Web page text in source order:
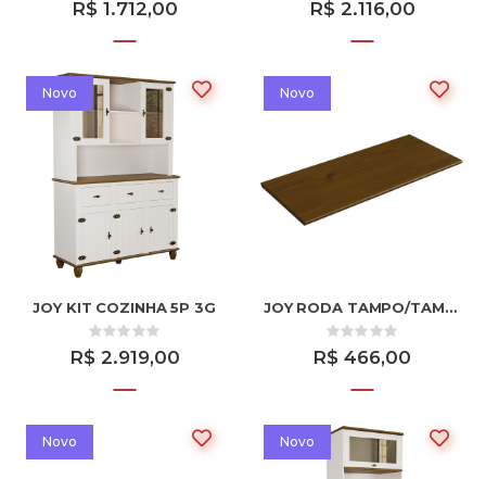
R$ 1.712,00 R$ 2.116,00
Novo
JOY KIT COZINHA 5P 3G
R$ 2.919,00
Novo
JOY RODA TAMPO/TAMPO DO BALCAO 2P 4G
R$ 466,00
Novo Novo